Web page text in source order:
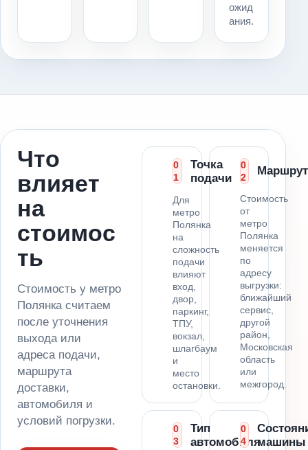
ожид
ания.
Что
влияет
на
стоимос
ть
Стоимость у метро
Полянка считаем
после уточнения
выхода или
адреса подачи,
маршрута
доставки,
автомобиля и
условий погрузки.
0
1
Точка
подачи
Для
метро
Полянка
на
сложность
подачи
влияют
вход,
двор,
паркинг,
ТПУ,
вокзал,
шлагбаум
и
место
остановки.
0
2
Маршрут
Стоимость
от
метро
Полянка
меняется
по
адресу
выгрузки:
ближайший
сервис,
другой
район,
Московская
область
или
межгород.
0
3
Тип
автомобиля
0
4
машины